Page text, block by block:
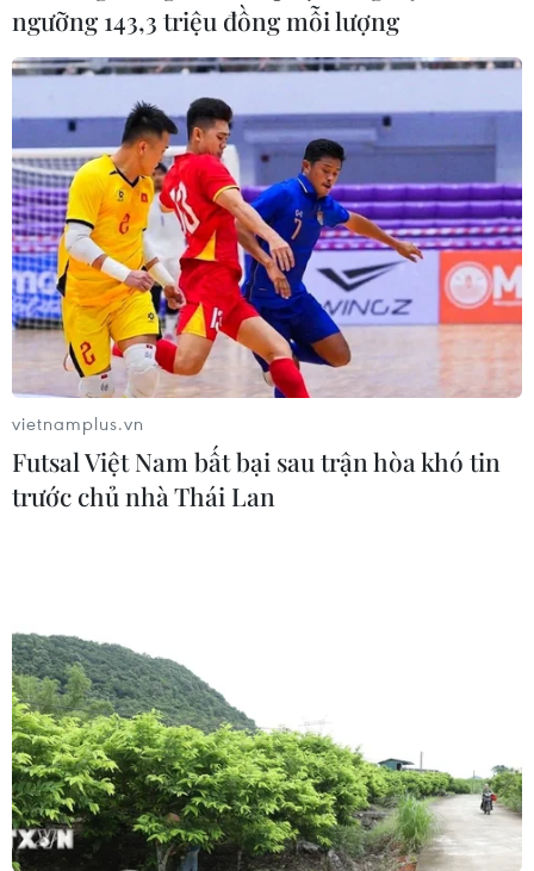
nhân hóa hoàn toàn, Hàn Quốc sẽ đưa ra một "kế
hoạch táo bạo" để củng cố nền kinh tế và cải thiện cuộc
Bộ trưởng Quốc phòng Hàn Quốc nhận định Triều Tiên
đã hoàn thành hầu hết công việc chuẩn bị cho vụ thử
hạt nhân thứ 7 và thời gian tiến hành vụ thử phụ thuộc
vào quyết định của ông Kim Jong-un.
ngưỡng 143,3 triệu đồng mỗi lượng
vietnamplus.vn
Futsal Việt Nam bất bại sau trận hòa khó tin
trước chủ nhà Thái Lan